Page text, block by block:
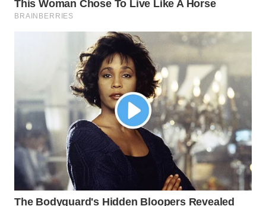
WAHANA
PERSONA
WAHANA
OTOMOTIF
WAHANA